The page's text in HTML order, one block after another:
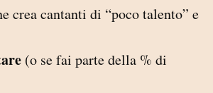
crea cantanti di “poco talento” e
(o se fai parte della % di